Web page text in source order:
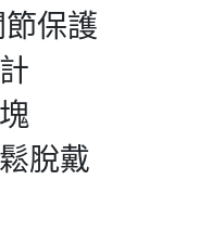
保護
脫戴